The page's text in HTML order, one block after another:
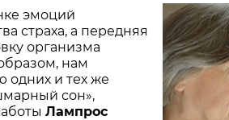
эмоций
страха, а передняя
организма
нам
одних и тех же
сон»,
Лампрос